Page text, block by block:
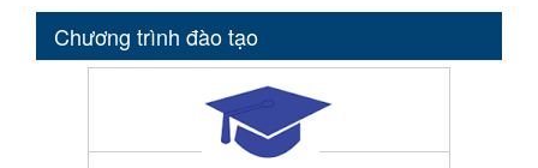
Chương trình đào tạo